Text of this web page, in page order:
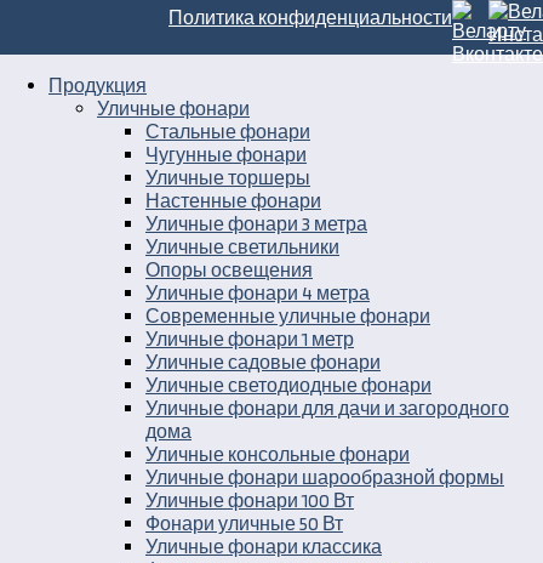
Политика конфиденциальности
Продукция
Уличные фонари
Стальные фонари
Чугунные фонари
Уличные торшеры
Настенные фонари
Уличные фонари 3 метра
Уличные светильники
Опоры освещения
Уличные фонари 4 метра
Современные уличные фонари
Уличные фонари 1 метр
Уличные садовые фонари
Уличные светодиодные фонари
Уличные фонари для дачи и загородного
дома
Уличные консольные фонари
Уличные фонари шарообразной формы
Уличные фонари 100 Вт
Фонари уличные 50 Вт
Уличные фонари классика